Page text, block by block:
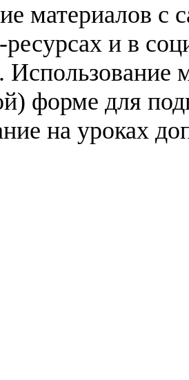
материалов с
и в
Использование
форме для
на уроках